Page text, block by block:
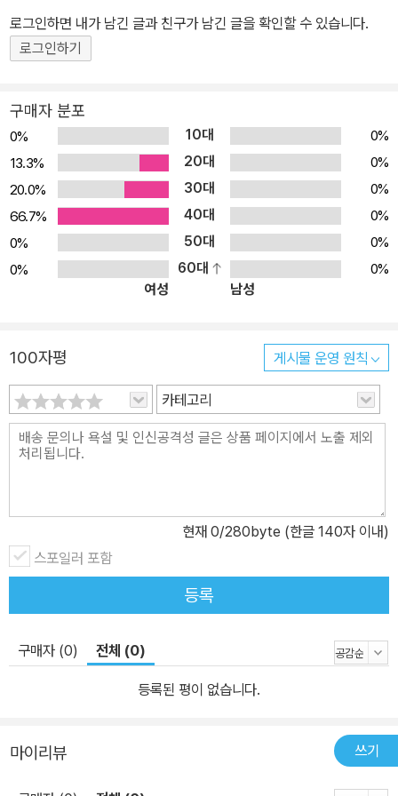
로그인하면 내가 남긴 글과 친구가 남긴 글을 확인할 수 있습니다.
로그인하기
구매자 분포
0% 10대
0%
13.3%
20대
0%
20.0%
30대
0%
66.7%
40대
0%
0%
50대
0%
0%
60대
0%
여성
남성
100자평 게시물 운영 원칙
카테고리
현재 0/280byte (한글 140자 이내)
스포일러 포함
등록
구매자 (0) 전체 (0)
등록된 평이 없습니다.
마이리뷰 쓰기